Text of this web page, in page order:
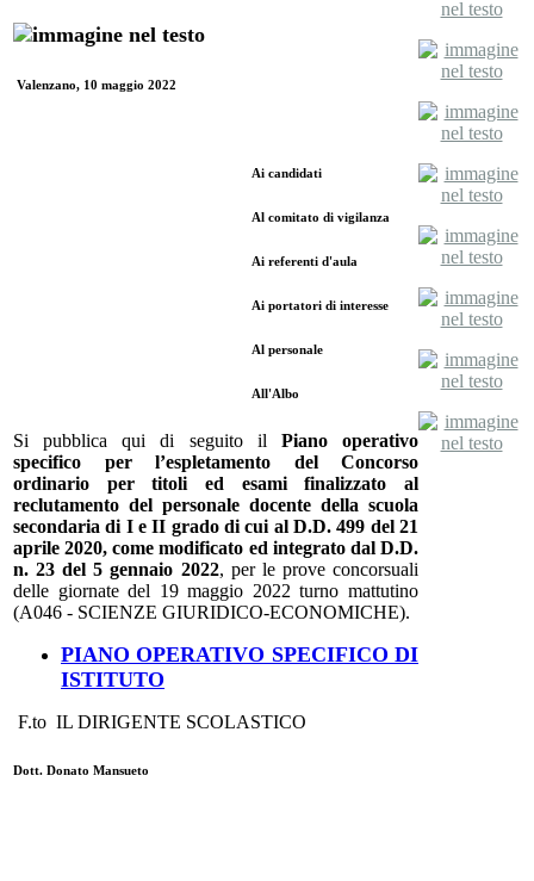
Valenzano, 10 maggio 2022
Ai candidati
Al comitato di vigilanza
Ai referenti d'aula
Ai portatori di interesse
Al personale
All'Albo
Si pubblica qui di seguito il Piano operativo
specifico per l’espletamento del Concorso
ordinario per titoli ed esami finalizzato al
reclutamento del personale docente della scuola
secondaria di I e II grado di cui al D.D. 499 del 21
aprile 2020, come modificato ed integrato dal D.D.
n. 23 del 5 gennaio 2022, per le prove concorsuali
delle giornate del 19 maggio 2022 turno mattutino
(A046 - SCIENZE GIURIDICO-ECONOMICHE).
PIANO OPERATIVO SPECIFICO DI
ISTITUTO
F.to IL DIRIGENTE SCOLASTICO
Dott. Donato Mansueto